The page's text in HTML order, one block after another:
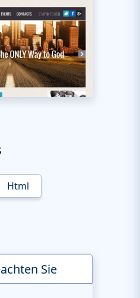
Html
Sie